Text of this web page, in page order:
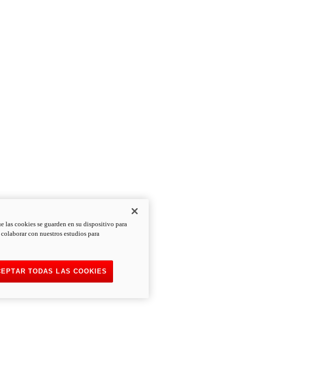
las cookies se guarden en su dispositivo para
con nuestros estudios para
TODAS LAS COOKIES